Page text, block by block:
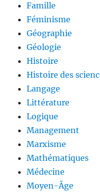
Famille
Féminisme
Géographie
Géologie
Histoire
Histoire des
Langage
Littérature
Logique
Management
Marxisme
Mathématiques
Médecine
Moyen-Âge